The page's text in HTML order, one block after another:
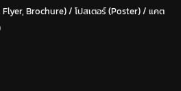
Flyer, Brochure)/ โปสเตอร์ (Poster) / แคต